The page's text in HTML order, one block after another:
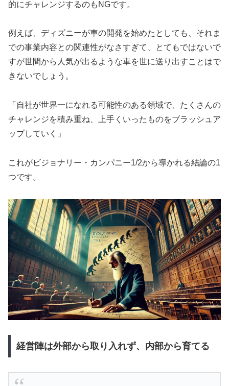
的にチャレンジするのもNGです。
例えば、ディズニーが車の開発を始めたとしても、それま
での事業内容との関連性がなさすぎて、とてもではないで
すが世間から人気が出るような車を世に送り出すことはで
きないでしょう。
「自社が世界一になれる可能性のある領域で、たくさんの
チャレンジを積み重ね、上手くいったものをブラッシュア
ップしていく」
これがビジョナリー・カンパニー1/2から導かれる結論の1
つです。
経営陣は外部から取り入れず、内部から育てる